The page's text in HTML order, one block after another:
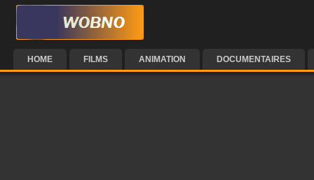
HOME FILMS ANIMATION DOCUMENTAIRES